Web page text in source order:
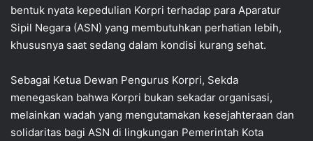
bentuk nyata kepedulian Korpri terhadap para Aparatur
Sipil Negara (ASN) yang membutuhkan perhatian lebih,
khususnya saat sedang dalam kondisi kurang sehat.
Sebagai Ketua Dewan Pengurus Korpri, Sekda
menegaskan bahwa Korpri bukan sekadar organisasi,
melainkan wadah yang mengutamakan kesejahteraan dan
solidaritas bagi ASN di lingkungan Pemerintah Kota